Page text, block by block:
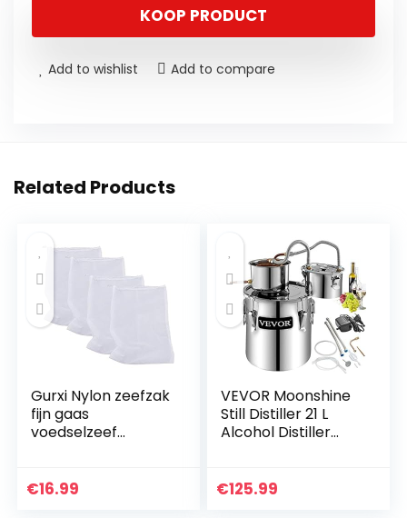
KOOP PRODUCT
Add to wishlist Add to compare
Related Products
Gurxi Nylon zeefzak
fijn gaas
voedselzeef
fijn gaas
€16.99
VEVOR Moonshine
Still Distiller 21 L
Alcohol Distiller
Moonshine Wijn Still
€125.99